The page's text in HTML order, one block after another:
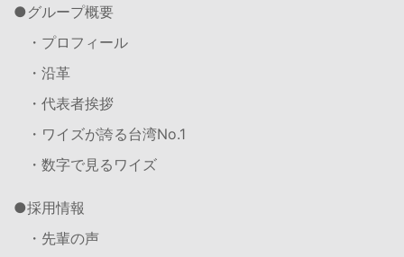
グループ概要
・プロフィール
・沿革
・代表者挨拶
・ワイズが誇る台湾No.1
・数字で見るワイズ
採用情報
・先輩の声